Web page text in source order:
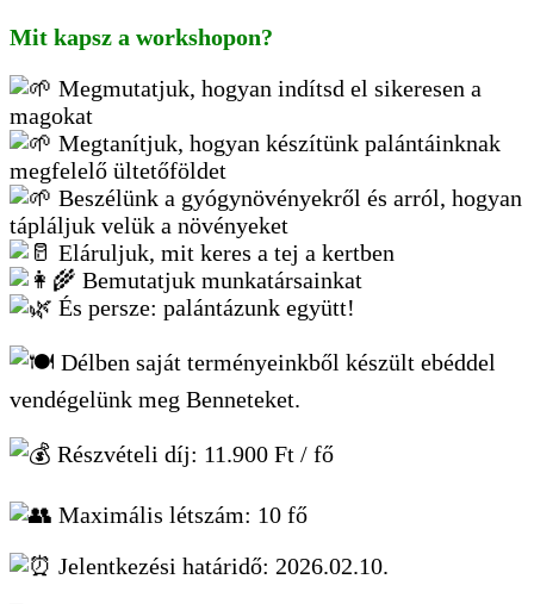
Mit kapsz a workshopon?
Megmutatjuk, hogyan indítsd el sikeresen a
magokat
Megtanítjuk, hogyan készítünk palántáinknak
megfelelő ültetőföldet
Beszélünk a gyógynövényekről és arról, hogyan
tápláljuk velük a növényeket
Eláruljuk, mit keres a tej a kertben
Bemutatjuk munkatársainkat
És persze: palántázunk együtt!
Délben saját terményeinkből készült ebéddel
vendégelünk meg Benneteket.
Részvételi díj: 11.900 Ft / fő
Maximális létszám: 10 fő
Jelentkezési határidő: 2026.02.10.